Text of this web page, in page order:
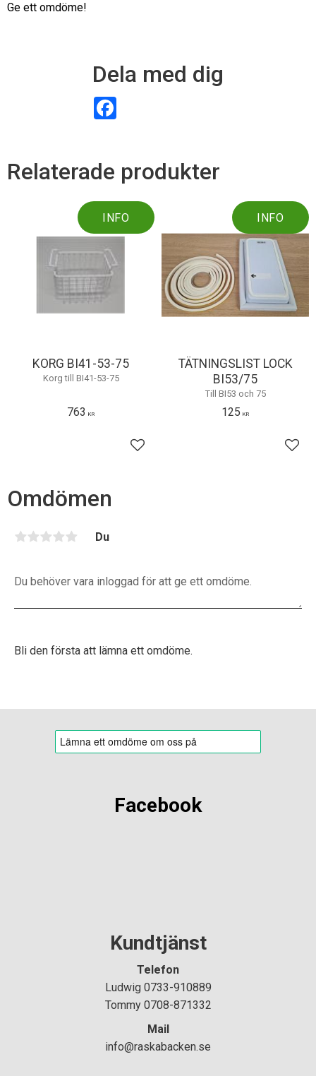
Ge ett omdöme!
Dela med dig
o
Omdömen
Du
Bli den första att lämna ett omdöme.
Relaterade produkter
KORG BI41-53-75
Korg till BI41-53-75
763 KR
Lägg till i favoriter
INFO
TÄTNINGSLIST LOCK
BI53/75
Till BI53 och 75
125 KR
INFO
Facebook
Kundtjänst
Telefon
Ludwig 0733-910889
Tommy 0708-871332
Mail
info@raskabacken.se